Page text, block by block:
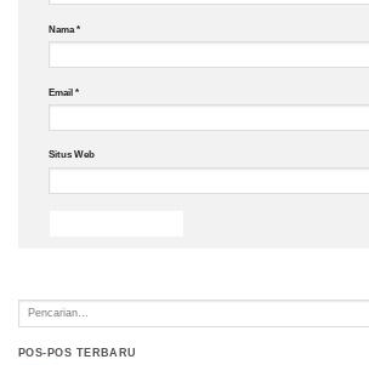
Nama *
Email *
Situs Web
POS-POS TERBARU